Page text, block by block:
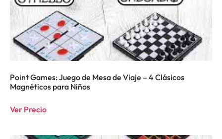
Point Games: Juego de Mesa de Viaje – 4 Clásicos
Magnéticos para Niños
Ver Precio